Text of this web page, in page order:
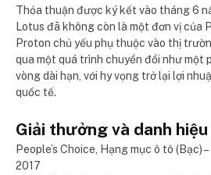
Thỏa thuận được ký kết vào tháng 6
Lotus đã không còn là một đơn vị của
Proton chủ yếu phụ thuộc vào thị
qua một quá trình chuyển đổi như một
vòng dài hạn, với hy vọng trở lại lợi
quốc tế.
Giải thưởng và danh hiệu
People’s Choice, Hạng mục ô tô (Bạc)
2017